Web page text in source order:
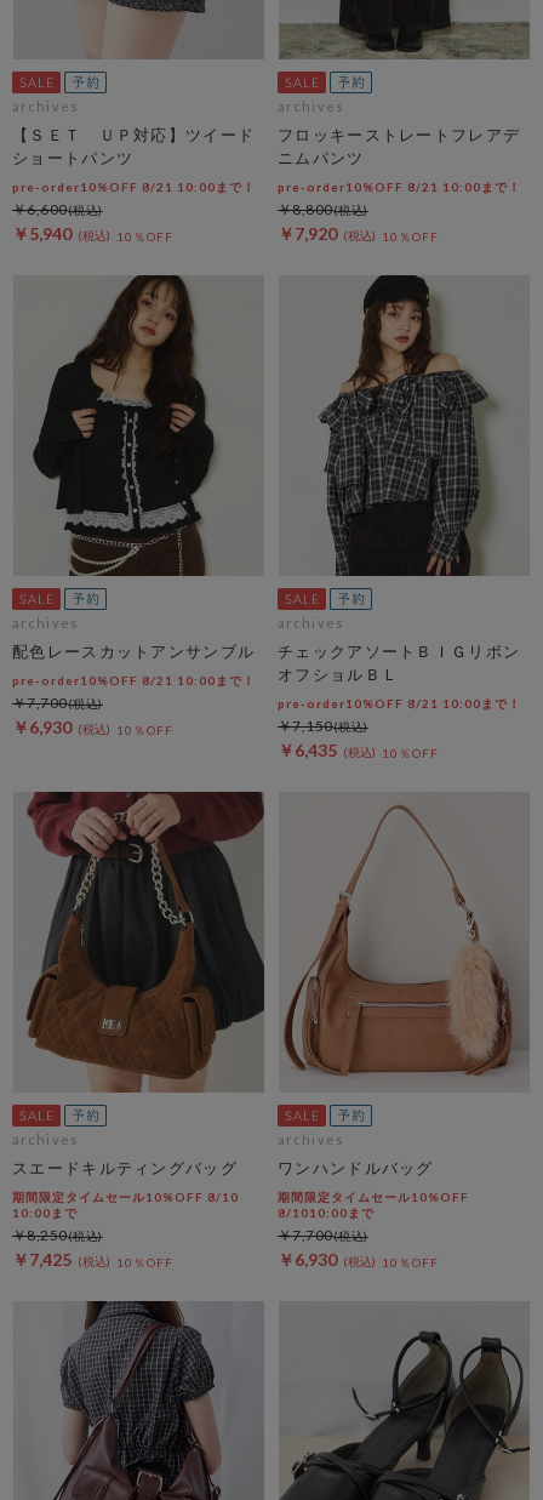
archives
【ＳＥＴ ＵＰ対応】ツイード
ショートパンツ
pre-order10%OFF 8/21 10:00まで！
￥5,940 10％OFF
￥6,600
archives
フロッキーストレートフレアデ
ニムパンツ
pre-order10%OFF 8/21 10:00まで！
￥7,920 10％OFF
￥8,800
archives
配色レースカットアンサンブル
pre-order10%OFF 8/21 10:00まで！
￥6,930 10％OFF
￥7,700
archives
チェックアソートＢＩＧリボン
オフショルＢＬ
pre-order10%OFF 8/21 10:00まで！
￥6,435 10％OFF
￥7,150
archives
スエードキルティングバッグ
期間限定タイムセール10%OFF 8/10
10:00まで
￥7,425 10％OFF
￥8,250
archives
ワンハンドルバッグ
期間限定タイムセール10%OFF
8/1010:00まで
￥6,930 10％OFF
￥7,700